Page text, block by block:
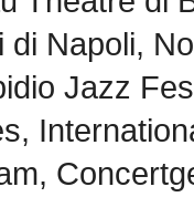
di Napoli,
Jazz